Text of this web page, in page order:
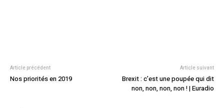
Article précédent
Nos priorités en 2019
Article suivant
Brexit : c’est une poupée qui dit
non, non, non, non ! | Euradio